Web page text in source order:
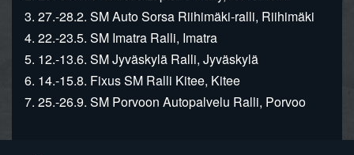
3. 27.-28.2. SM Auto Sorsa Riihimäki-ralli, Riihimäki
4. 22.-23.5. SM Imatra Ralli, Imatra
5. 12.-13.6. SM Jyväskylä Ralli, Jyväskylä
6. 14.-15.8. Fixus SM Ralli Kitee, Kitee
7. 25.-26.9. SM Porvoon Autopalvelu Ralli, Porvoo